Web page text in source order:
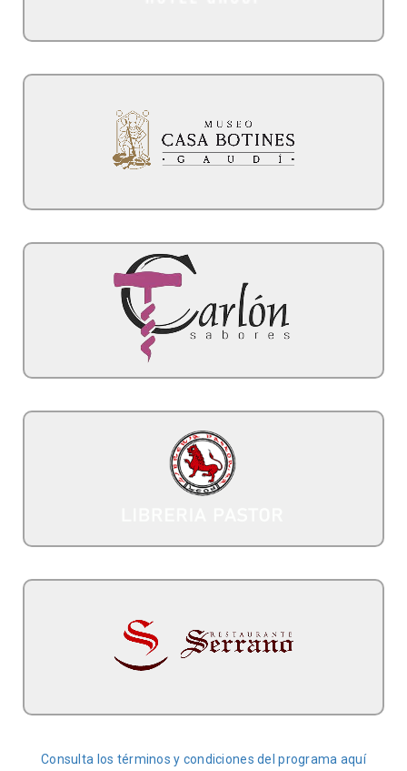
Casa Botines Store
Carlón Sabores
6 sorteos anuales de tablas Premium, 3 sorteos
anuales de cajas de productos gourmet y 6 sorteos
anuales de invitaciones a catas Vinos del Mundo para
un amigo + 1 acompañante
5% descuento para los miembros del programa
Restaurante Serrano
Consulta los términos y condiciones del programa aquí